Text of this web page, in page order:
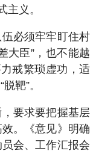
主义。
必须牢牢盯住村
大臣”，也不能越
戒繁琐虚功，适
靶”。
，要求要把握基层
。《意见》明确
会、工作汇报会